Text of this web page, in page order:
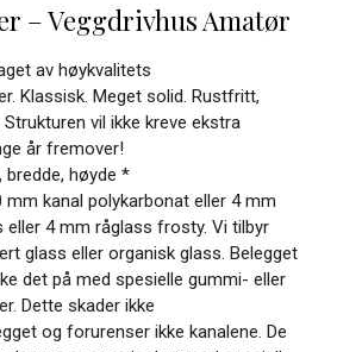
– Veggdrivhus Amatør
av høykvalitets
Klassisk. Meget solid. Rustfritt,
vil ikke kreve ekstra
år fremover!
høyde *
mm kanal polykarbonat eller 4 mm
eller 4 mm råglass frosty. Vi tilbyr
glass eller organisk glass. Belegget
det på med spesielle gummi- eller
Dette skader ikke
og forurenser ikke kanalene. De